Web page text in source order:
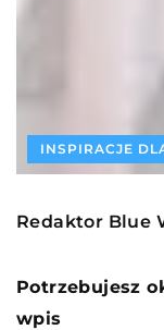
INSPIRACJE
Redaktor Blue
Potrzebujesz
wpis